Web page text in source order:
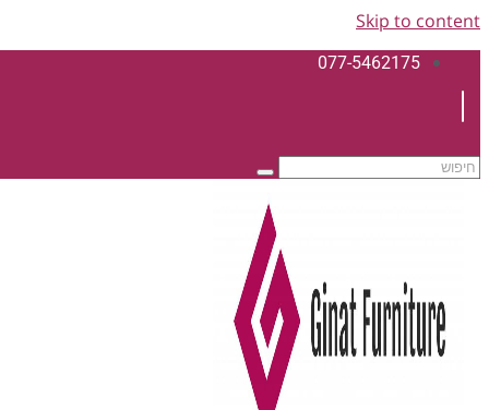
Skip to content
077-5462175